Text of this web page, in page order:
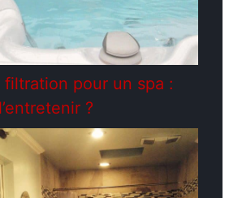
filtration pour un spa :
?